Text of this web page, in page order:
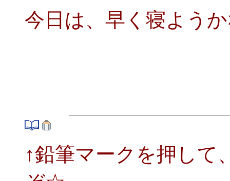
今日は、早く寝よう
↑鉛筆マークを押して